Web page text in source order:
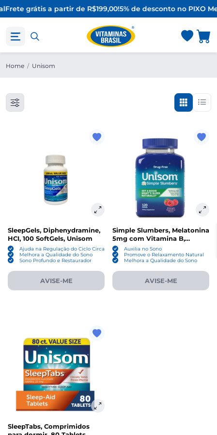
Frete grátis a partir de R$199,00!5% de desconto no PIXO
Home / Unisom
SleepGels, Diphenydramine,
HCI, 100 SoftGels, Unisom
Ajuda na Regulação do Ciclo Circadiano
Melhora a Qualidade do Sono
Sono Profundo e Restaurador
AVISE-ME
Simple Slumbers, Melatonina
5mg com Vitamina B,
Passiflora e Erva-cidreira, 120
Gomas sabor framboesa,
Unisom
Auxilia no Sono
Promove o Relaxamento Natural
Melhora a Qualidade do Sono
AVISE-ME
SleepTabs, Comprimidos